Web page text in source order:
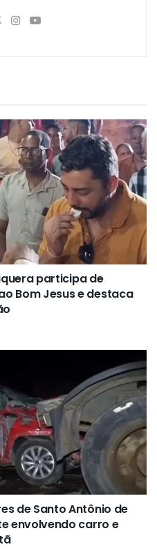
participa de
Bom Jesus e destaca
de Santo Antônio de
envolvendo carro e